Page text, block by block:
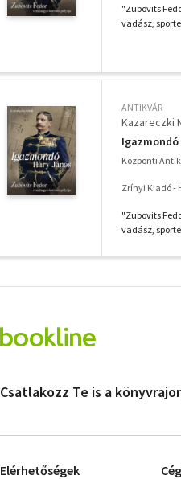
"Zubovits
vadász,
ANTIKVÁR
Kazareczki
Igazmondó
Központi
Zrínyi Kiadó -
"Zubovits
vadász,
Csatlakozz Te is a
Elérhetőségek